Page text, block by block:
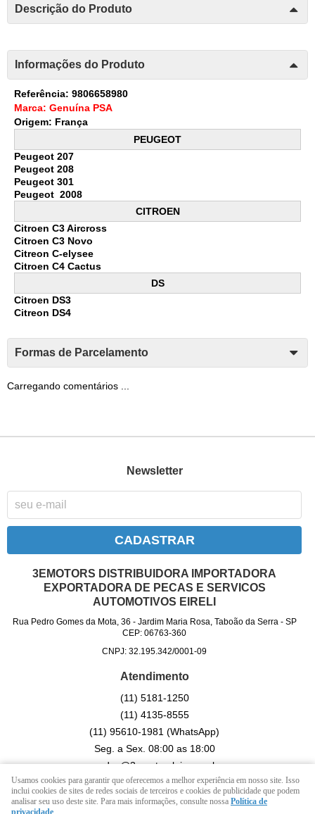
Descrição do Produto
Informações do Produto
Referência: 9806658980
Marca: Genuína PSA
Origem: França
PEUGEOT
Peugeot 207
Peugeot 208
Peugeot 301
Peugeot 2008
CITROEN
Citroen C3 Aircross
Citroen C3 Novo
Citreon C-elysee
Citroen C4 Cactus
DS
Citroen DS3
Citreon DS4
Formas de Parcelamento
Carregando comentários ...
Newsletter
CADASTRAR
3EMOTORS DISTRIBUIDORA IMPORTADORA
EXPORTADORA DE PECAS E SERVICOS
AUTOMOTIVOS EIRELI
Rua Pedro Gomes da Mota, 36 - Jardim Maria Rosa, Taboão da Serra- SP
CEP: 06763-360
CNPJ: 32.195.342/0001-09
Atendimento
(11) 5181-1250
(11) 4135-8555
(11) 95610-1981(WhatsApp)
Seg. a Sex. 08:00 as 18:00
vendas@3emotorsloja.com.br
LOJA VIRTUAL CRIADA POR
Usamos cookies para garantir que oferecemos a melhor experiência em nosso site. Isso
inclui cookies de sites de redes sociais de terceiros e cookies de publicidade que podem
analisar seu uso deste site. Para mais informações, consulte nossa Política de
privacidade